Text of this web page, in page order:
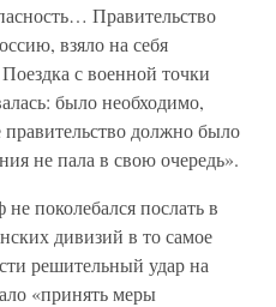
Правительство
взяло на себя
с военной точки
было необходимо,
должно было
не пала в свою очередь».
поколебался послать в
дивизий в то самое
решительный удар на
«принять меры